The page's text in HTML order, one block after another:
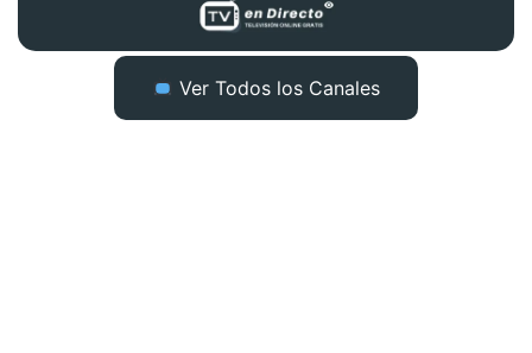
Ver Todos los Canales